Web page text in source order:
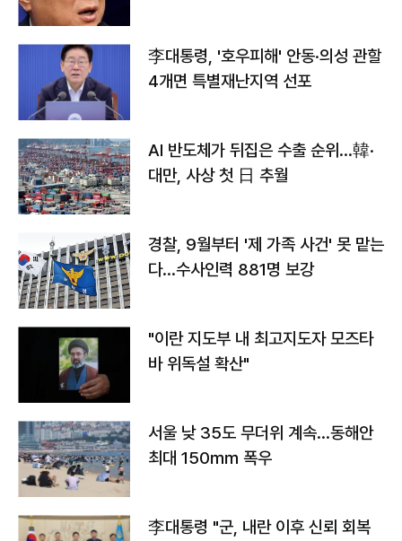
李대통령, '호우피해' 안동·의성 관할
4개면 특별재난지역 선포
AI 반도체가 뒤집은 수출 순위…韓·
대만, 사상 첫 日 추월
경찰, 9월부터 '제 가족 사건' 못 맡는
다…수사인력 881명 보강
"이란 지도부 내 최고지도자 모즈타
바 위독설 확산"
서울 낮 35도 무더위 계속…동해안
최대 150㎜ 폭우
李대통령 "군, 내란 이후 신뢰 회복